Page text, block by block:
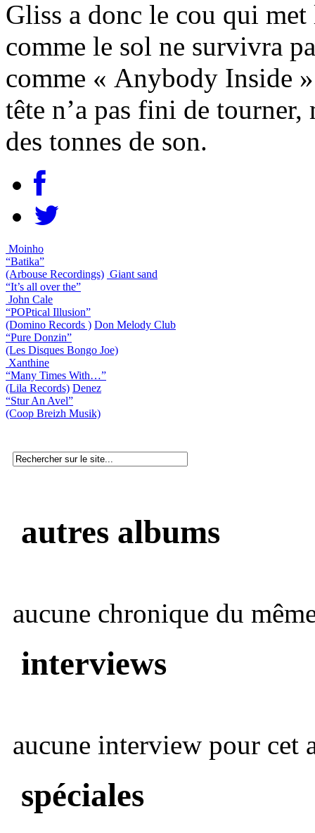
Gliss a donc le cou qui
comme le sol ne survivra
comme « Anybody Inside
tête n’a pas fini de
des tonnes de son.
Moinho
“Batika”
(Arbouse Recordings) Giant sand
“It’s all over the”
John Cale
“POPtical Illusion”
(Domino Records ) Don Melody Club
“Pure Donzin”
(Les Disques Bongo Joe)
Xanthine
“Many Times With…”
(Lila Records) Denez
“Stur An Avel”
(Coop Breizh Musik)
autres albums
aucune chronique du
interviews
aucune interview pour cet
spéciales